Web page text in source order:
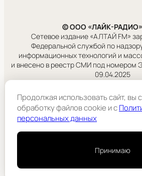
© ООО «ЛАЙК-
Сетевое издание «АЛТАЙ FM»
Федеральной службой по
информационных технологий и
и внесено в реестр СМИ под номером
09.04.2025
Правовая
Учредитель:
ООО «ЛАЙК-РАДИО».
Продолжая использовать сайт, вы
обработку файлов cookie и c
персональных данных
Принимаю